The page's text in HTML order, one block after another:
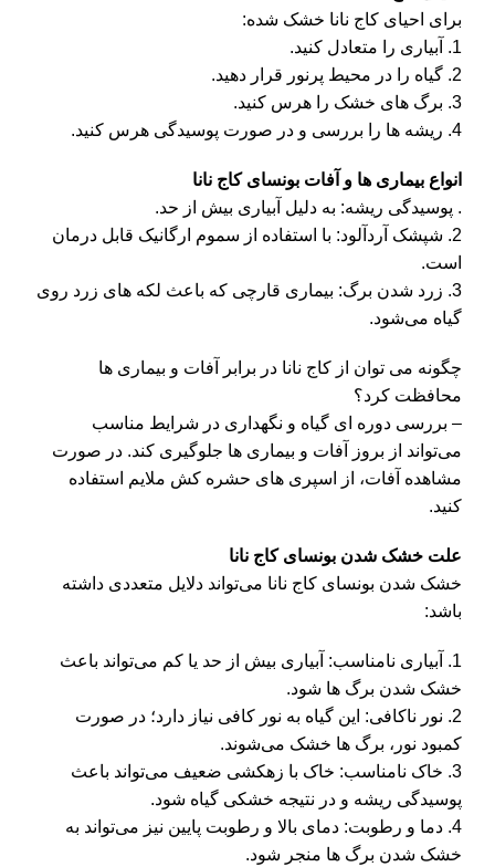
برای احیای کاج نانا خشک شده:
1. آبیاری را متعادل کنید.
2. گیاه را در محیط پرنور قرار دهید.
3. برگ‌ های خشک را هرس کنید.
4. ریشه‌ ها را بررسی و در صورت پوسیدگی هرس کنید.
انواع بیماری‌ ها و آفات بونسای کاج نانا
. پوسیدگی ریشه: به دلیل آبیاری بیش از حد.
2. شپشک آردآلود: با استفاده از سموم ارگانیک قابل درمان
است.
3. زرد شدن برگ: بیماری قارچی که باعث لکه‌ های زرد روی
گیاه می‌شود.
چگونه می‌ توان از کاج نانا در برابر آفات و بیماری‌ ها
محافظت کرد؟
– بررسی دوره‌ ای گیاه و نگهداری در شرایط مناسب
می‌تواند از بروز آفات و بیماری‌ ها جلوگیری کند. در صورت
مشاهده آفات، از اسپری‌ های حشره‌ کش ملایم استفاده
کنید.
علت خشک شدن بونسای کاج نانا
خشک شدن بونسای کاج نانا می‌تواند دلایل متعددی داشته
باشد:
1. آبیاری نامناسب: آبیاری بیش از حد یا کم می‌تواند باعث
خشک شدن برگ‌ ها شود.
2. نور ناکافی: این گیاه به نور کافی نیاز دارد؛ در صورت
کمبود نور، برگ‌ ها خشک می‌شوند.
3. خاک نامناسب: خاک با زهکشی ضعیف می‌تواند باعث
پوسیدگی ریشه و در نتیجه خشکی گیاه شود.
4. دما و رطوبت: دمای بالا و رطوبت پایین نیز می‌تواند به
خشک شدن برگ‌ ها منجر شود.